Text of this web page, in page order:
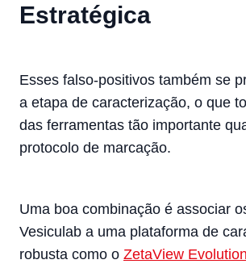
Estratégica
Esses falso-positivos também se
a etapa de caracterização, o que
das ferramentas tão importante
protocolo de marcação.
Uma boa combinação é associar
Vesiculab a uma plataforma de
robusta como o ZetaView Evolution